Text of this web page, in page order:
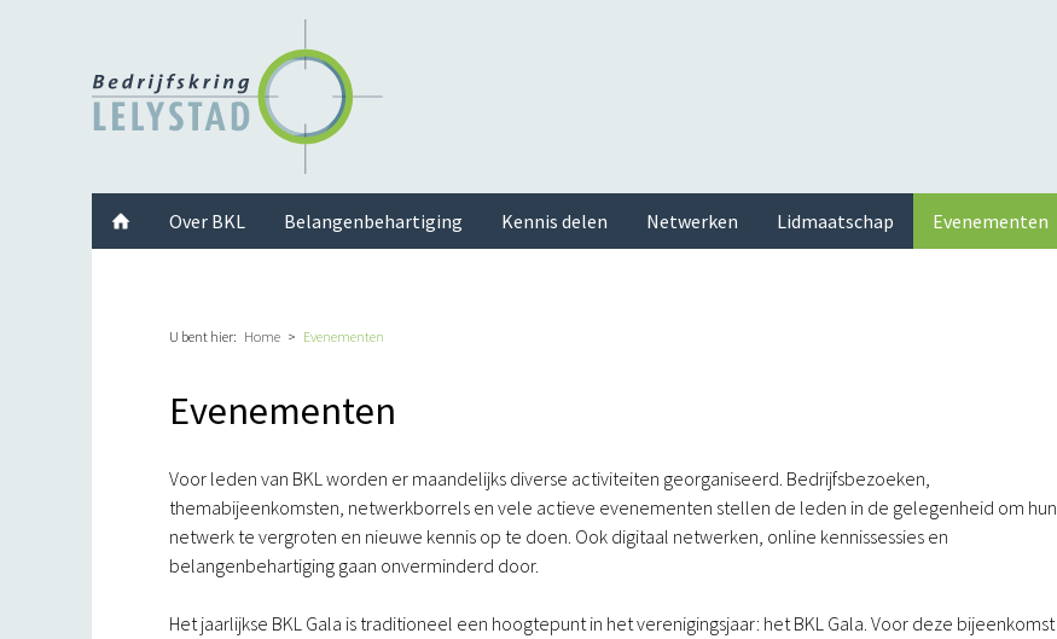
Twitter InstagramLinkedInYoutube
U bent hier: Home Evenementen
Evenementen
Voor leden van BKL worden er maandelijks diverse activiteiten georganiseerd. Bedrijfsbezoeken,
themabijeenkomsten, netwerkborrels en vele actieve evenementen stellen de leden in de gelegenheid om hun
netwerk te vergroten en nieuwe kennis op te doen. Ook digitaal netwerken, online kennissessies en
belangenbehartiging gaan onverminderd door.
Het jaarlijkse BKL Gala is traditioneel een hoogtepunt in het verenigingsjaar: het BKL Gala. Voor deze bijeenkomst
Over BKL Belangenbehartiging Kennis delen Netwerken Lidmaatschap Evenementen